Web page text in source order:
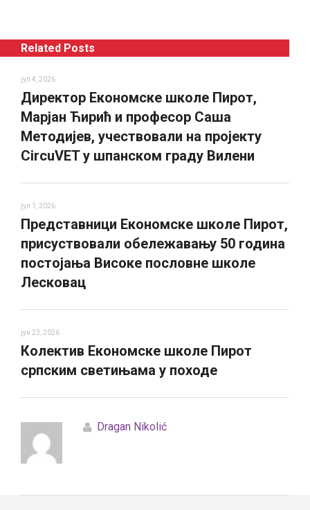
Related Posts
јул 4, 2026
Директор Економске школе Пирот,
Марјан Ћирић и професор Саша
Методијев, учествовали на пројекту
CircuVET у шпанском граду Вилени
јул 1, 2026
Представници Економске школе Пирот,
присуствовали обележавању 50 година
постојања Високе пословне школе
Лесковац
јун 23, 2026
Колектив Економске школе Пирот
српским светињама у походе
Dragan Nikolić